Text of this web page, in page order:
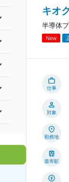
キオ
半導体
New
仕事
対象
勤務地
最寄駅